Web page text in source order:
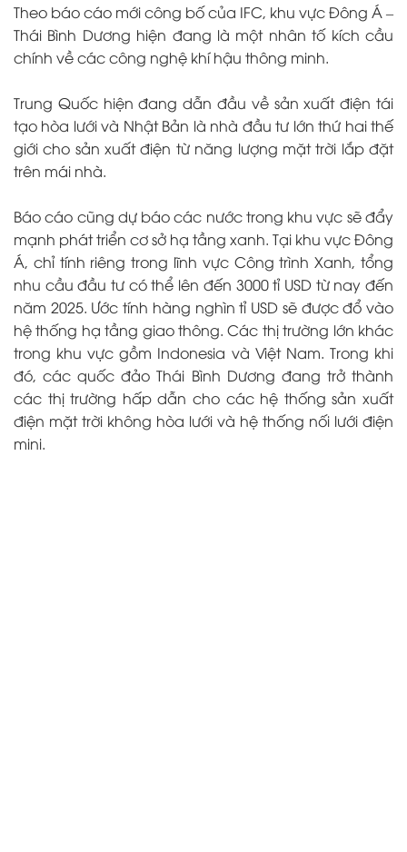
Theo báo cáo mới công bố của IFC, khu vực Đông Á –
Thái Bình Dương hiện đang là một nhân tố kích cầu
chính về các công nghệ khí hậu thông minh.
Trung Quốc hiện đang dẫn đầu về sản xuất điện tái
tạo hòa lưới và Nhật Bản là nhà đầu tư lớn thứ hai thế
giới cho sản xuất điện từ năng lượng mặt trời lắp đặt
trên mái nhà.
Báo cáo cũng dự báo các nước trong khu vực sẽ đẩy
mạnh phát triển cơ sở hạ tầng xanh. Tại khu vực Đông
Á, chỉ tính riêng trong lĩnh vực Công trình Xanh, tổng
nhu cầu đầu tư có thể lên đến 3000 tỉ USD từ nay đến
năm 2025. Ước tính hàng nghìn tỉ USD sẽ được đổ vào
hệ thống hạ tầng giao thông. Các thị trường lớn khác
trong khu vực gồm Indonesia và Việt Nam. Trong khi
đó, các quốc đảo Thái Bình Dương đang trở thành
các thị trường hấp dẫn cho các hệ thống sản xuất
điện mặt trời không hòa lưới và hệ thống nối lưới điện
mini.